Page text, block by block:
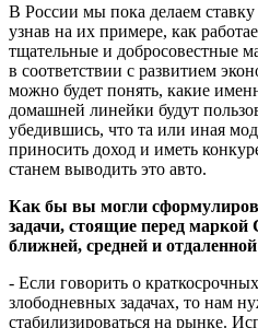
В России мы пока делаем
узнав на их примере, как
тщательные и добросовестные
в соответствии с развитием
можно будет понять, какие
домашней линейки будут
убедившись, что та или иная
приносить доход и иметь
станем выводить это авто.
Как бы вы могли
задачи, стоящие перед
ближней, средней и
- Если говорить о
злободневных задачах, то нам
стабилизироваться на рынке.